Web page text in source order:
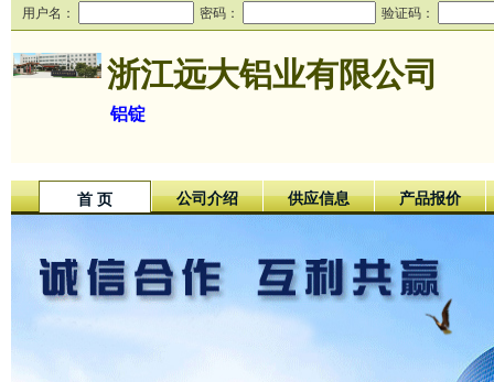
用户名： 密码： 验证码：
浙江远大铝业有限公司
铝锭
首 页 公司介绍 供应信息 产品报价